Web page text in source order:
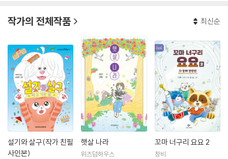
작가의 전체작품 최신순
설기와 살구(작가 친필
사인본)
햇살 나라
위즈덤하우스
꼬마 너구리 요요 2
창비